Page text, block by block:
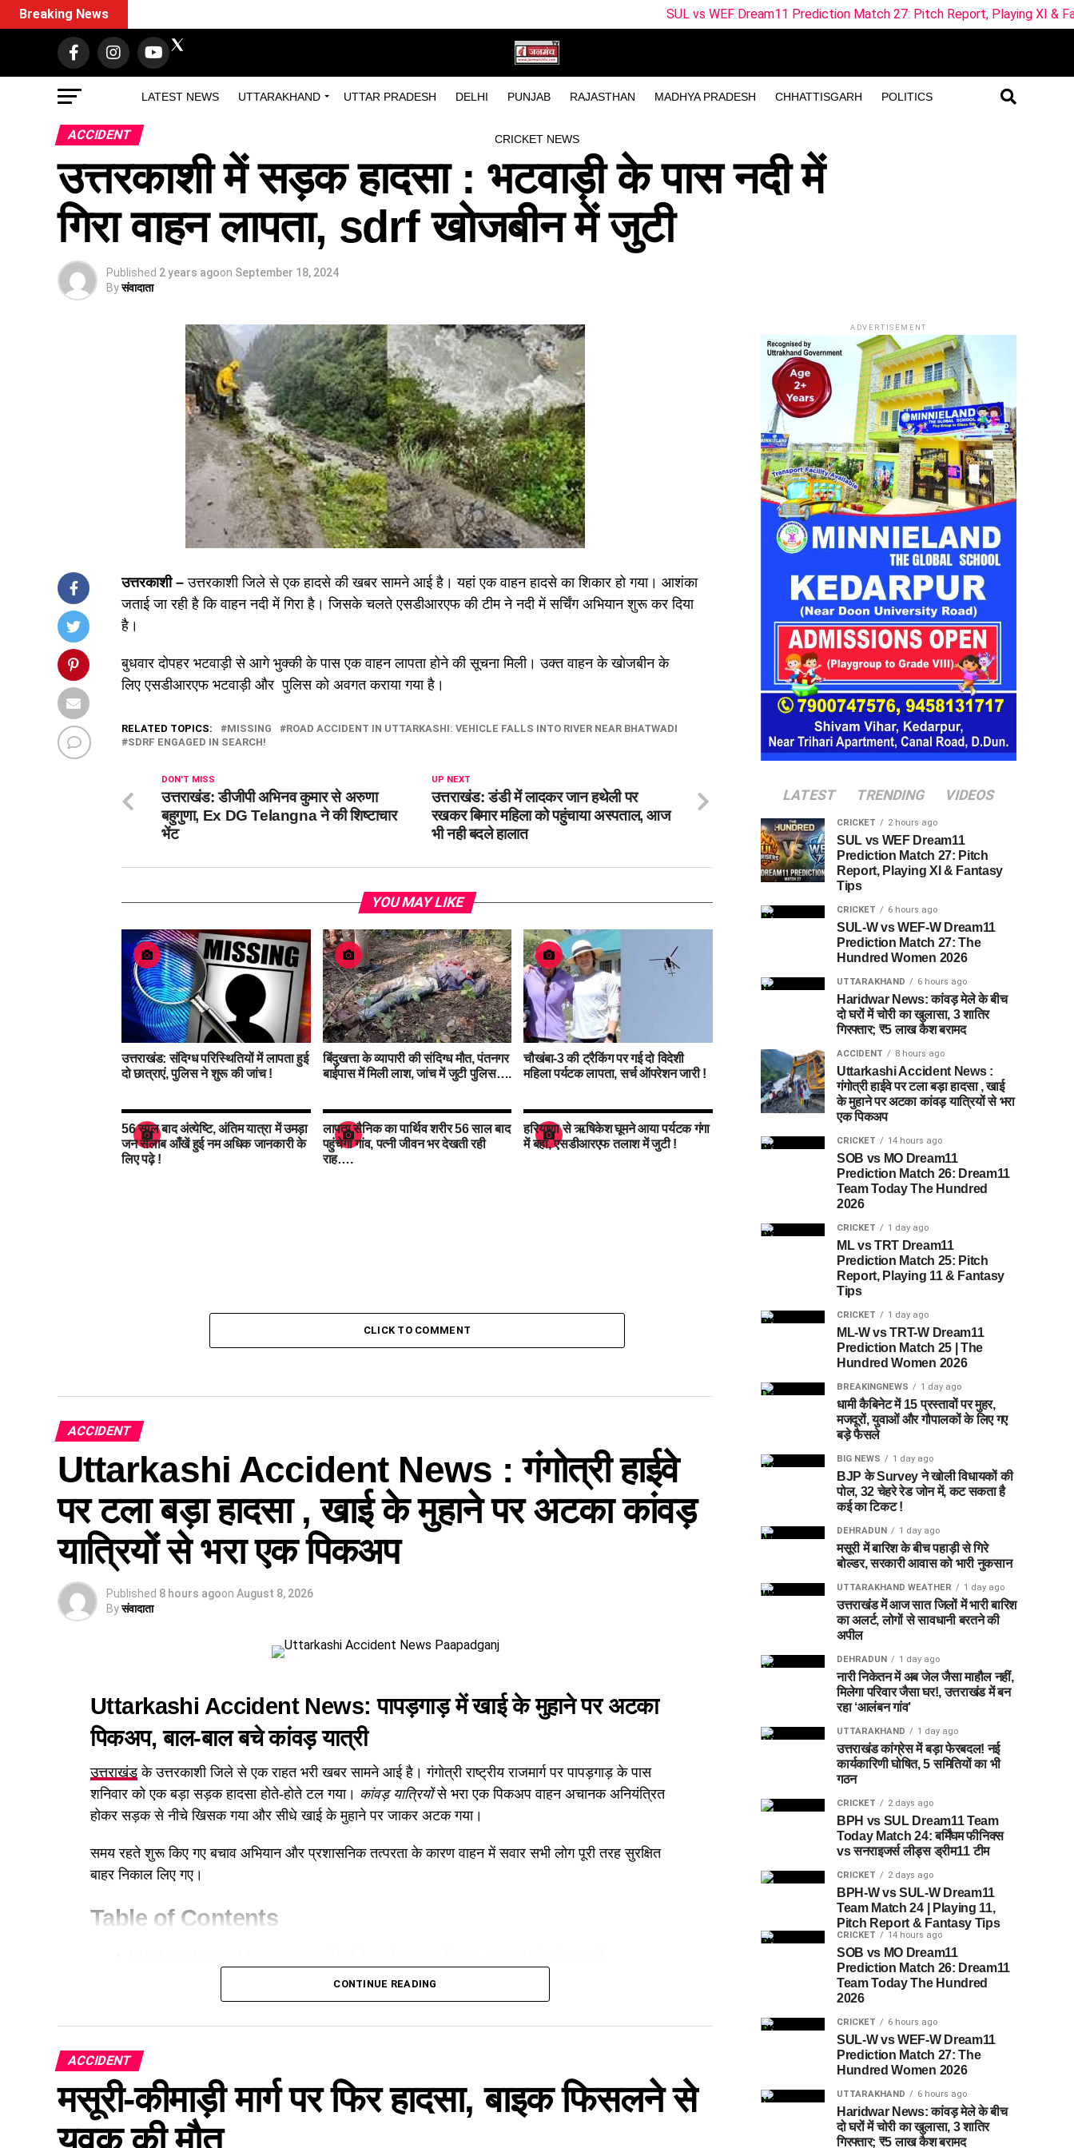
LATEST NEWS UTTARAKHAND UTTAR PRADESH DELHI PUNJAB RAJASTHAN MADHYA PRADESH CHHATTISGARH POLITICS
CRICKET NEWS
Breaking News SUL vs WEF Dream11 Prediction Match 27: Pitch Report, Playing XI & Fantasy Tips
ACCIDENT
उत्तरकाशी में सड़क हादसा : भटवाड़ी के पास नदी में
गिरा वाहन लापता, sdrf खोजबीन में जुटी
Published 2 years agoon September 18, 2024
Byसंवादाता
उत्तरकाशी – उत्तरकाशी जिले से एक हादसे की खबर सामने आई है। यहां एक वाहन हादसे का शिकार हो गया। आशंका
जताई जा रही है कि वाहन नदी में गिरा है। जिसके चलते एसडीआरएफ की टीम ने नदी में सर्चिंग अभियान शुरू कर दिया
है।
बुधवार दोपहर भटवाड़ी से आगे भुक्की के पास एक वाहन लापता होने की सूचना मिली। उक्त वाहन के खोजबीन के
लिए एसडीआरएफ भटवाड़ी और पुलिस को अवगत कराया गया है।
RELATED TOPICS: MISSING
ROAD ACCIDENT IN UTTARKASHI: VEHICLE FALLS INTO RIVER NEAR BHATWADI
SDRF ENGAGED IN SEARCH!
UP NEXT
उत्तराखंड: डंडी में लादकर जान हथेली पर
रखकर बिमार महिला को पहुंचाया अस्पताल, आज
भी नही बदले हालात
DON'T MISS
उत्तराखंड: डीजीपी अभिनव कुमार से अरुणा
बहुगुणा, Ex DG Telangna ने की शिष्टाचार
भेंट
YOU MAY LIKE
उत्तराखंड: संदिग्ध परिस्थितियों में लापता हुई
दो छात्राएं, पुलिस ने शुरू की जांच !
बिंदुखत्ता के व्यापारी की संदिग्ध मौत, पंतनगर
बाईपास में मिली लाश, जांच में जुटी पुलिस….
चौखंबा-3 की ट्रैकिंग पर गई दो विदेशी
महिला पर्यटक लापता, सर्च ऑपरेशन जारी !
56 साल बाद अंत्येष्टि, अंतिम यात्रा में उमड़ा
जन सैलाब आँखें हुई नम अधिक जानकारी के
लिए पढ़े !
लापता सैनिक का पार्थिव शरीर 56 साल बाद
पहुंचेगा गांव, पत्नी जीवन भर देखती रही
राह….
हरियाणा से ऋषिकेश घूमने आया पर्यटक गंगा
में बहा, एसडीआरएफ तलाश में जुटी !
CLICK TO COMMENT
ACCIDENT
Uttarkashi Accident News : गंगोत्री हाईवे
पर टला बड़ा हादसा , खाई के मुहाने पर अटका कांवड़
यात्रियों से भरा एक पिकअप
Published 8 hours agoon August 8, 2026
Byसंवादाता
Uttarkashi Accident News: पापड़गाड़मेंखाई के मुहाने पर अटका
पिकअप, बाल-बाल बचे कांवड़ यात्री
उत्तराखंडके उत्तरकाशी जिले से एक राहत भरी खबर सामने आई है। गंगोत्री राष्ट्रीय राजमार्ग पर पापड़गाड़ के पास
शनिवार को एक बड़ा सड़क हादसा होते-होते टल गया। कांवड़ यात्रियोंसे भरा एक पिकअप वाहन अचानक अनियंत्रित
होकर सड़क से नीचे खिसक गया और सीधे खाई के मुहाने पर जाकर अटक गया।
समय रहते शुरू किए गए बचाव अभियान और प्रशासनिक तत्परता के कारण वाहन में सवार सभी लोग पूरी तरह सुरक्षित
बाहर निकाल लिए गए।
Table of Contents
नियंत्रण खोने से हुआ हादसा
प्राप्त जानकारी के अनुसार, पिकअप वाहन कांवड़ यात्रियों को लेकर गंगोत्री धाम की ओर बढ़ रहा था। जैसे ही वाहन
पापड़गाड़के समीप पहुँचा, चालक का उस पर से नियंत्रण छूट गया।
CONTINUE READING
ACCIDENT
मसूरी-कीमाड़ी मार्ग पर फिर हादसा, बाइक फिसलने से
ADVERTISEMENT
LATEST TRENDING VIDEOS
CRICKET 2 hours ago
SUL vs WEF Dream11
Prediction Match 27: Pitch
Report, Playing XI & Fantasy
Tips
CRICKET 6 hours ago
SUL-W vs WEF-W Dream11
Prediction Match 27: The
Hundred Women 2026
UTTARAKHAND 6 hours ago
Haridwar News: कांवड़ मेले के बीच
दो घरों में चोरी का खुलासा, 3 शातिर
गिरफ्तार; ₹5 लाख कैश बरामद
ACCIDENT 8 hours ago
Uttarkashi Accident News :
गंगोत्री हाईवे पर टला बड़ा हादसा , खाई
के मुहाने पर अटका कांवड़ यात्रियों से भरा
एक पिकअप
CRICKET 14 hours ago
SOB vs MO Dream11
Prediction Match 26: Dream11
Team Today The Hundred
2026
CRICKET 1 day ago
ML vs TRT Dream11
Prediction Match 25: Pitch
Report, Playing 11 & Fantasy
Tips
CRICKET 1 day ago
ML-W vs TRT-W Dream11
Prediction Match 25 | The
Hundred Women 2026
BREAKINGNEWS 1 day ago
धामी कैबिनेट में 15 प्रस्तावों पर मुहर,
मजदूरों, युवाओं और गौपालकों के लिए गए
बड़े फैसले
BIG NEWS 1 day ago
BJP के Survey ने खोली विधायकों की
पोल, 32 चेहरे रेड जोन में, कट सकता है
कई का टिकट !
DEHRADUN 1 day ago
मसूरी में बारिश के बीच पहाड़ी से गिरे
बोल्डर, सरकारी आवास को भारी नुकसान
UTTARAKHAND WEATHER 1 day ago
उत्तराखंड में आज सात जिलों में भारी बारिश
का अलर्ट, लोगों से सावधानी बरतने की
अपील
DEHRADUN 1 day ago
नारी निकेतन में अब जेल जैसा माहौल नहीं,
मिलेगा परिवार जैसा घर!, उत्तराखंड में बन
रहा ‘आलंबन गांव’
UTTARAKHAND 1 day ago
उत्तराखंड कांग्रेस में बड़ा फेरबदल! नई
कार्यकारिणी घोषित, 5 समितियों का भी
गठन
CRICKET 2 days ago
BPH vs SUL Dream11 Team
Today Match 24: बर्मिंघम फीनिक्स
vs सनराइजर्स लीड्स ड्रीम11 टीम
CRICKET 2 days ago
BPH-W vs SUL-W Dream11
Team Match 24 | Playing 11,
Pitch Report & Fantasy Tips
CRICKET 14 hours ago
SOB vs MO Dream11
Prediction Match 26: Dream11
Team Today The Hundred
2026
CRICKET 6 hours ago
SUL-W vs WEF-W Dream11
Prediction Match 27: The
Hundred Women 2026
UTTARAKHAND 6 hours ago
Haridwar News: कांवड़ मेले के बीच
दो घरों में चोरी का खुलासा, 3 शातिर
गिरफ्तार; ₹5 लाख कैश बरामद